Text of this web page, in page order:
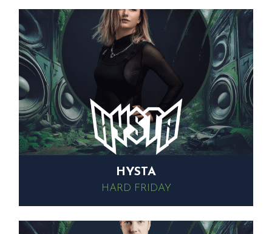
HYSTA
HARD FRIDAY